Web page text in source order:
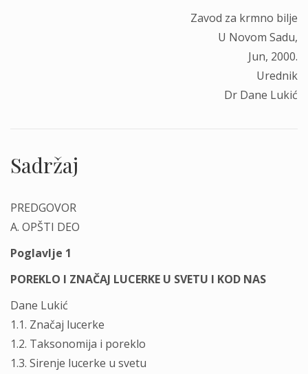
Zavod za krmno bilje
U Novom Sadu,
Jun, 2000.
Urednik
Dr Dane Lukić
Sadržaj
PREDGOVOR
A. OPŠTI DEO
Poglavlje 1
POREKLO I ZNAČAJ LUCERKE U SVETU I KOD NAS
Dane Lukić
1.1. Značaj lucerke
1.2. Taksonomija i poreklo
1.3. Sirenje lucerke u svetu